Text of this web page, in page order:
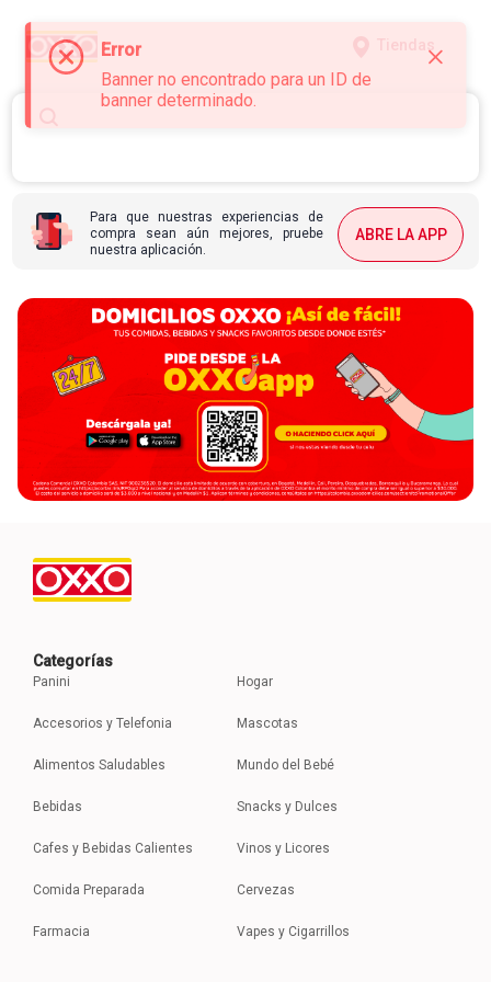
Error
Banner no encontrado para un ID de
banner determinado.
Tiendas
Para que nuestras experiencias de
compra sean aún mejores, pruebe
nuestra aplicación.
ABRE LA APP
Categorías
Panini
Accesorios y Telefonia
Alimentos Saludables
Bebidas
Cafes y Bebidas Calientes
Comida Preparada
Farmacia
Hogar
Mascotas
Mundo del Bebé
Snacks y Dulces
Vinos y Licores
Cervezas
Vapes y Cigarrillos